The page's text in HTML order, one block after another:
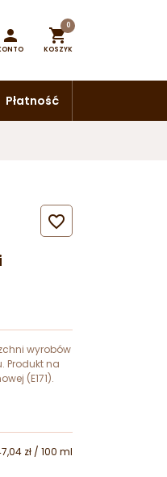
 
0
KOSZYK
Płatność

wyrobów
Produkt na
(E171).
zł / 100 ml